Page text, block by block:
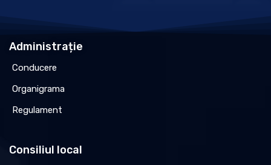
Administrație
Conducere
Organigrama
Regulament
Consiliul local